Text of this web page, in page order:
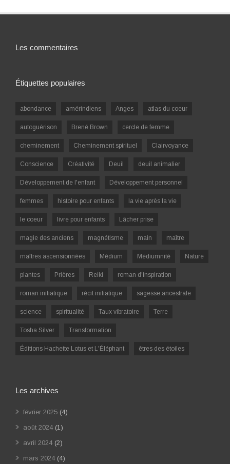
Les commentaires
Étiquettes populaires
abondance amérindiens Anges atlas du coeur
autoguérison Brené Brown cercle de femme
cheminement Cheminement spirituel Clairvoyance
Conscience Créativité Deuil deuil animalier
Développement de l'enfant Développement personnel
femmes histoire pour enfants la vie après la vie
le coeur livre pour enfants Lâcher prise
magie des anciens magnétisme main maître
maîtres ascensionnées Médium Médiumnité Nature
plantes Prières Reiki roman d'inspiration
roman initiatique récit initiatique sagesse ancestrale
science spiritualité Taux vibratoire Terre
Tosha Silver Transformation
Éditions Hachette Lotus et L'Éléphant êtres des étoiles
Les archives
février 2025 (4)
août 2024 (1)
avril 2024 (2)
mars 2024 (4)